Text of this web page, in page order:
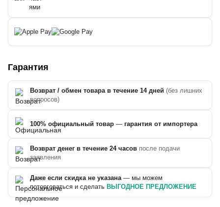
Гарантия
Возврат / обмен товара в течение 14 дней (без лишних
вопросов)
100% официальный товар — гарантия от импортера
Возврат денег в течение 24 часов после подачи
заявления
Даже если скидка не указана — мы можем
поторговаться и сделать ВЫГОДНОЕ ПРЕДЛОЖЕНИЕ